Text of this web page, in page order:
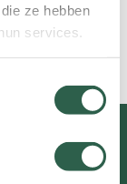
ze hebben
services.